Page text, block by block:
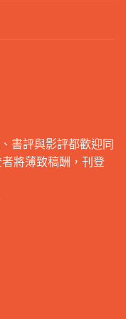
書評與影評都歡迎同
將薄致稿酬，刊登